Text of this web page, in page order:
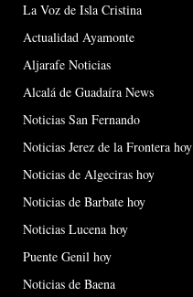
La Voz de Isla Cristina
Actualidad Ayamonte
Aljarafe Noticias
Alcalá de Guadaíra News
Noticias San Fernando
Noticias Jerez de la Frontera hoy
Noticias de Algeciras hoy
Noticias de Barbate hoy
Noticias Lucena hoy
Puente Genil hoy
Noticias de Baena